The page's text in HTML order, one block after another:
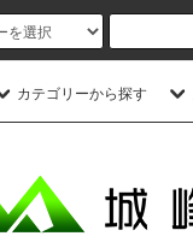
カテゴリーから探す